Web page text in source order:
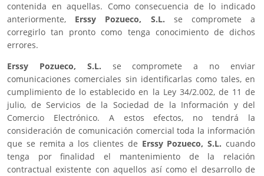
contenida en aquellas. Como consecuencia de lo indicado
anteriormente, Erssy Pozueco, S.L. se compromete a
corregirlo tan pronto como tenga conocimiento de dichos
errores.
Erssy Pozueco, S.L. se compromete a no enviar
comunicaciones comerciales sin identificarlas como tales, en
cumplimiento de lo establecido en la Ley 34/2.002, de 11 de
julio, de Servicios de la Sociedad de la Información y del
Comercio Electrónico. A estos efectos, no tendrá la
consideración de comunicación comercial toda la información
que se remita a los clientes de Erssy Pozueco, S.L. cuando
tenga por finalidad el mantenimiento de la relación
contractual existente con aquellos así como el desarrollo de